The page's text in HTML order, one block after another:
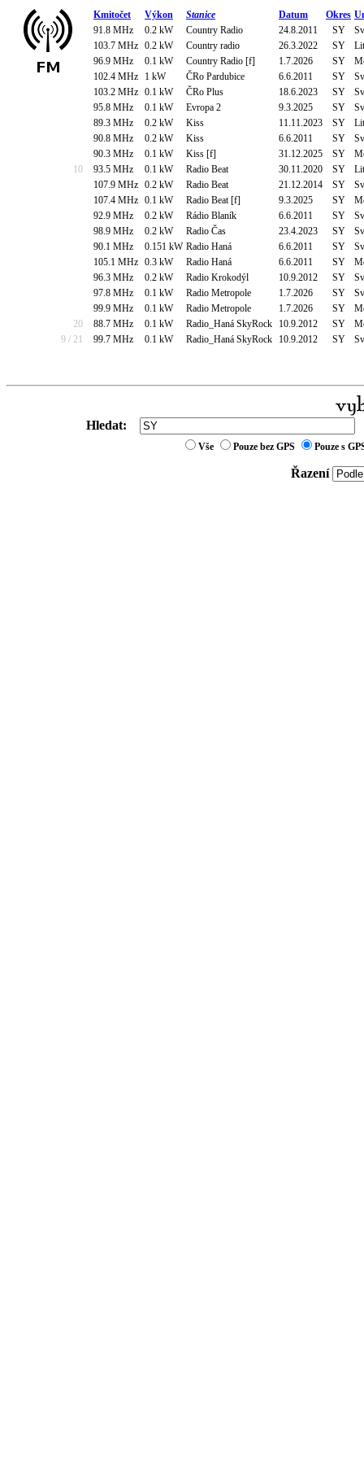
Kmitočet Výkon Stanice Datum Okres
91.8 MHz
0.2 kW Country Radio 24.8.2011 SY
103.7 MHz 0.2 kW Country radio 26.3.2022 SY
96.9 MHz
0.1 kW Country Radio [f] 1.7.2026 SY
102.4 MHz
1 kW ČRo Pardubice 6.6.2011 SY
103.2 MHz 0.1 kW ČRo Plus 18.6.2023 SY
95.8 MHz
0.1 kW Evropa 2 9.3.2025 SY
89.3 MHz
0.2 kW Kiss 11.11.2023 SY
90.8 MHz
0.2 kW Kiss 6.6.2011 SY
90.3 MHz
0.1 kW Kiss [f] 31.12.2025 SY
10
93.5 MHz 0.1 kW Radio Beat 30.11.2020 SY
107.9 MHz 0.2 kW Radio Beat 21.12.2014 SY
107.4 MHz 0.1 kW Radio Beat [f] 9.3.2025 SY
92.9 MHz
0.2 kW Rádio Blaník 6.6.2011 SY
98.9 MHz
0.2 kW Radio Čas 23.4.2023 SY
90.1 MHz
0.151 kW Radio Haná 6.6.2011 SY
105.1 MHz 0.3 kW Radio Haná 6.6.2011 SY
96.3 MHz
0.2 kW Radio Krokodýl 10.9.2012 SY
97.8 MHz
0.1 kW Radio Metropole 1.7.2026 SY
99.9 MHz
0.1 kW Radio Metropole 1.7.2026 SY
20
88.7 MHz 0.1 kW Radio_Haná SkyRock 10.9.2012 SY
9 / 21
99.7 MHz 0.1 kW Radio_Haná SkyRock 10.9.2012 SY
Hledat:
Vše Pouze bez GPS Pouze s
Řazení